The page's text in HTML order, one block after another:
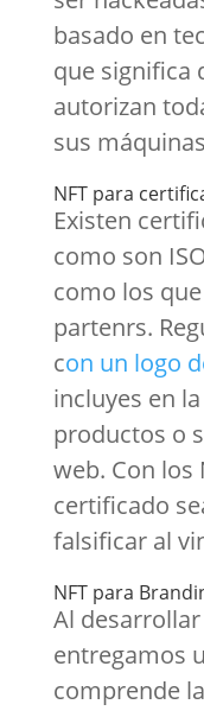
basado en
que significa
autorizan
sus
NFT para
Existen
como son
como los
partenrs.
con un logo
incluyes en
productos o
web. Con los
certificado
falsificar al
NFT para
Al
entregamos
comprende